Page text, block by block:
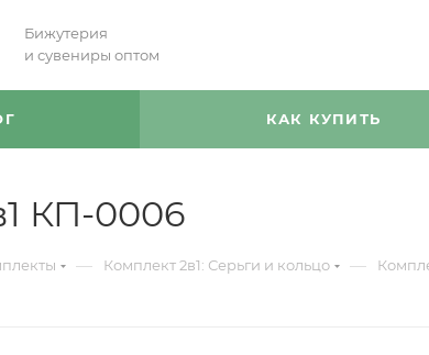
Бижутерия
и сувениры оптом
КАК КУПИТЬ
КП-0006
— Комплект 2в1: Серьги и кольцо —